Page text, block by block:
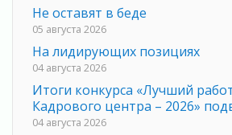
Не оставят в беде
05 августа 2026
На лидирующих позициях
04 августа 2026
Итоги конкурса «Лучший
Кадрового центра – 2026»
04 августа 2026